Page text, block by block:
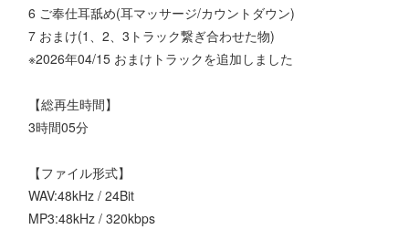
6 ご奉仕耳舐め(耳マッサージ/カウントダウン)
7 おまけ(1、2、3トラック繋ぎ合わせた物)
※2026年04/15 おまけトラックを追加しました
【総再生時間】
3時間05分
【ファイル形式】
WAV:48kHz / 24Bit
MP3:48kHz / 320kbps